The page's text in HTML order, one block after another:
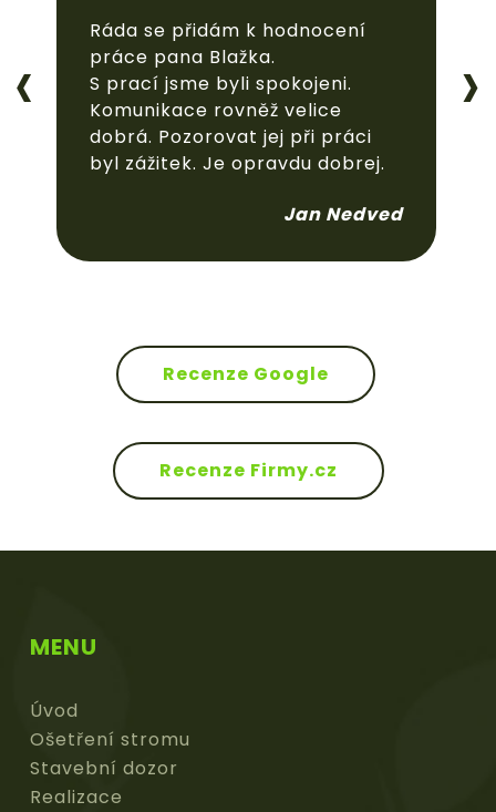
S panem Blažkem jsme byli nad
míru spokojeni. Komunikace,
odvedená práce, vše bylo
super. Mohu jen doporučit.
M
‹ ›
Recenze Google
Recenze Firmy.cz
MENU
Úvod
Ošetření stromu
Stavební dozor
Realizace